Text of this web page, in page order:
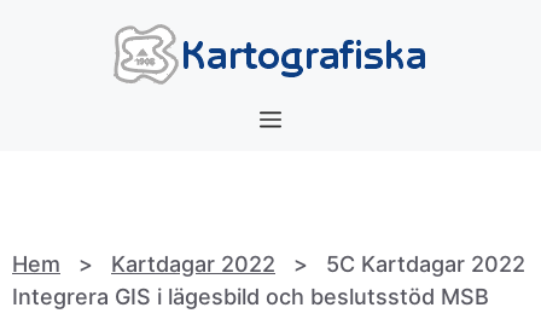
Meny
Hem > Kartdagar 2022 > 5C Kartdagar 2022
Integrera GIS i lägesbild och beslutsstöd MSB